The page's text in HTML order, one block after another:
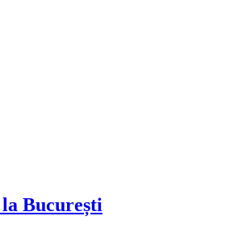
București